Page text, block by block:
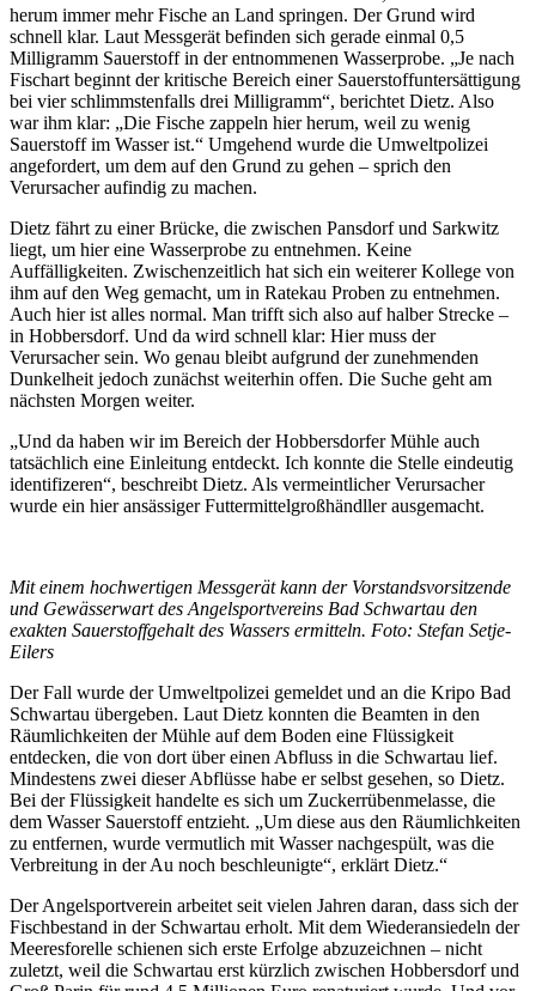
herum immer mehr Fische an Land springen. Der Grund wird
schnell klar. Laut Messgerät befinden sich gerade einmal 0,5
Milligramm Sauerstoff in der entnommenen Wasserprobe. „Je nach
Fischart beginnt der kritische Bereich einer Sauerstoffuntersättigung
bei vier schlimmstenfalls drei Milligramm“, berichtet Dietz. Also
war ihm klar: „Die Fische zappeln hier herum, weil zu wenig
Sauerstoff im Wasser ist.“ Umgehend wurde die Umweltpolizei
angefordert, um dem auf den Grund zu gehen – sprich den
Verursacher aufindig zu machen.
Dietz fährt zu einer Brücke, die zwischen Pansdorf und Sarkwitz
liegt, um hier eine Wasserprobe zu entnehmen. Keine
Auffälligkeiten. Zwischenzeitlich hat sich ein weiterer Kollege von
ihm auf den Weg gemacht, um in Ratekau Proben zu entnehmen.
Auch hier ist alles normal. Man trifft sich also auf halber Strecke –
in Hobbersdorf. Und da wird schnell klar: Hier muss der
Verursacher sein. Wo genau bleibt aufgrund der zunehmenden
Dunkelheit jedoch zunächst weiterhin offen. Die Suche geht am
nächsten Morgen weiter.
„Und da haben wir im Bereich der Hobbersdorfer Mühle auch
tatsächlich eine Einleitung entdeckt. Ich konnte die Stelle eindeutig
identifizeren“, beschreibt Dietz. Als vermeintlicher Verursacher
wurde ein hier ansässiger Futtermittelgroßhändller ausgemacht.
Mit einem hochwertigen Messgerät kann der Vorstandsvorsitzende
und Gewässerwart des Angelsportvereins Bad Schwartau den
exakten Sauerstoffgehalt des Wassers ermitteln. Foto: Stefan Setje-
Eilers
Der Fall wurde der Umweltpolizei gemeldet und an die Kripo Bad
Schwartau übergeben. Laut Dietz konnten die Beamten in den
Räumlichkeiten der Mühle auf dem Boden eine Flüssigkeit
entdecken, die von dort über einen Abfluss in die Schwartau lief.
Mindestens zwei dieser Abflüsse habe er selbst gesehen, so Dietz.
Bei der Flüssigkeit handelte es sich um Zuckerrübenmelasse, die
dem Wasser Sauerstoff entzieht. „Um diese aus den Räumlichkeiten
zu entfernen, wurde vermutlich mit Wasser nachgespült, was die
Verbreitung in der Au noch beschleunigte“, erklärt Dietz.“
Der Angelsportverein arbeitet seit vielen Jahren daran, dass sich der
Fischbestand in der Schwartau erholt. Mit dem Wiederansiedeln der
Meeresforelle schienen sich erste Erfolge abzuzeichnen – nicht
zuletzt, weil die Schwartau erst kürzlich zwischen Hobbersdorf und